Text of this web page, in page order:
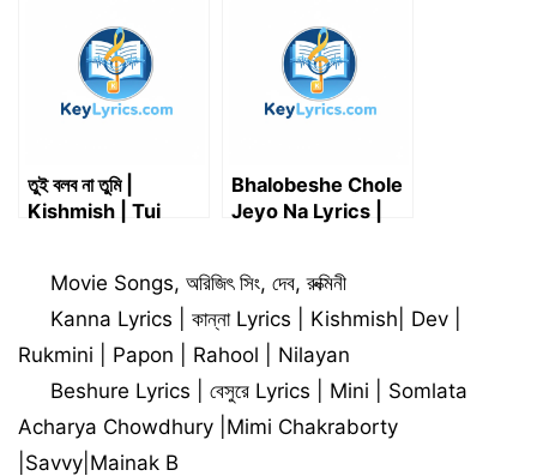
তুই বলব না তুমি |
Kishmish | Tui
Nikhita |
Subhadeep |
Nilayan
Bhalobeshe Chole
Jeyo Na Lyrics |
Categories
Movie Songs,অরিজিৎ সিং,দেব,রুক্মিনী
Kanna Lyrics | কান্না Lyrics | Kishmish| Dev |
Rukmini | Papon | Rahool | Nilayan
Beshure Lyrics | বেসুরে Lyrics | Mini | Somlata
Acharya Chowdhury |Mimi Chakraborty
|Savvy|Mainak B